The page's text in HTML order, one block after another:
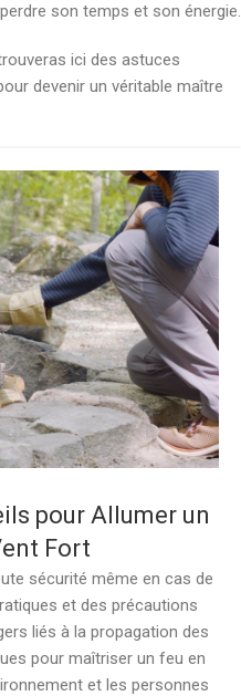
son temps et son énergie.
ici des astuces
devenir un véritable maître
pour Allumer un
Fort
sécurité même en cas de
et des précautions
liés à la propagation des
pour maîtriser un feu en
et les personnes